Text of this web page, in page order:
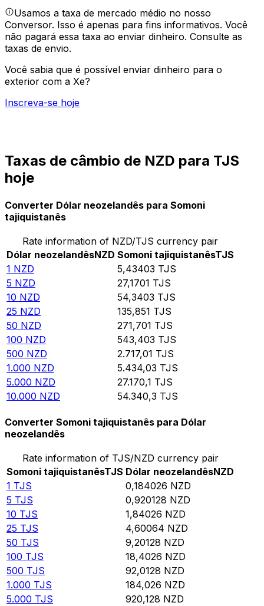
Usamos a taxa de mercado médio no nosso
Conversor. Isso é apenas para fins informativos. Você
não pagará essa taxa ao enviar dinheiro. Consulte as
taxas de envio.
Você sabia que é possível enviar dinheiro para o
exterior com a Xe?
Inscreva-se hoje
Taxas de câmbio de NZD para TJS
hoje
Converter Dólar neozelandês para Somoni
tajiquistanês
Rate information of NZD/TJS currency pair
Dólar neozelandêsNZD Somoni tajiquistanêsTJS
1 NZD 5,43403 TJS
5 NZD 27,1701 TJS
10 NZD 54,3403 TJS
25 NZD 135,851 TJS
50 NZD 271,701 TJS
100 NZD 543,403 TJS
500 NZD 2.717,01 TJS
1.000 NZD 5.434,03 TJS
5.000 NZD 27.170,1 TJS
10.000 NZD 54.340,3 TJS
Converter Somoni tajiquistanês para Dólar
neozelandês
Rate information of TJS/NZD currency pair
Somoni tajiquistanêsTJS Dólar neozelandêsNZD
1 TJS 0,184026 NZD
5 TJS 0,920128 NZD
10 TJS 1,84026 NZD
25 TJS 4,60064 NZD
50 TJS 9,20128 NZD
100 TJS 18,4026 NZD
500 TJS 92,0128 NZD
1.000 TJS 184,026 NZD
5.000 TJS 920,128 NZD